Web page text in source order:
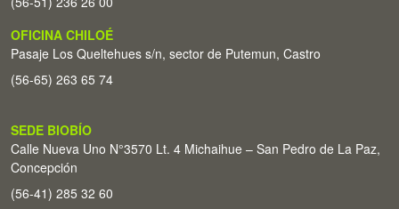
OFICINA CHILOÉ
Pasaje Los Queltehues s/n, sector de Putemun, Castro
(56-65) 263 65 74
SEDE BIOBÍO
Calle Nueva Uno N°3570 Lt. 4 Michaihue – San Pedro de La Paz,
Concepción
(56-41) 285 32 60